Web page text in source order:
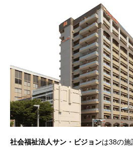
社会福祉法人サン・ビジョンは38の施